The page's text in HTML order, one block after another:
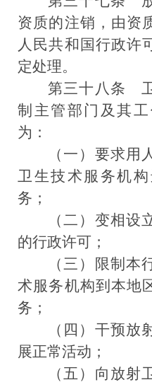
资质的注销，由资
人民共和国行政许
定处理。
第三十八条
制主管部门及其
为：
（一）要求用
卫生技术服务机
务；
（二）变相设
的行政许可；
（三）限制本
术服务机构到本地
务；
（四）干预放
展正常活动；
（五）向放射